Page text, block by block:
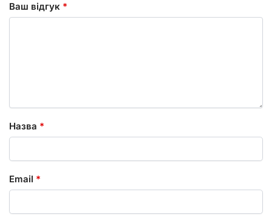
Ваш відгук *
Назва *
Email *